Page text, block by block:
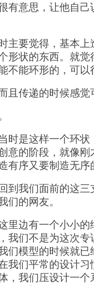
有意思，让他自
要觉得，基本上
形状的东西。就
不能环形的，可以
传递的时候感觉
是这样一个环状
意的阶段，就像
有序又要制造无序
我们面前的这三
们的网友。
边有一个小小的
我们不是为这次
们模型的时候就
我们平常的设计
，我们压设计一